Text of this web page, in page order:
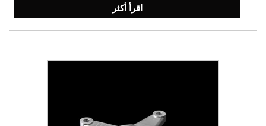
اقرأ أكثر